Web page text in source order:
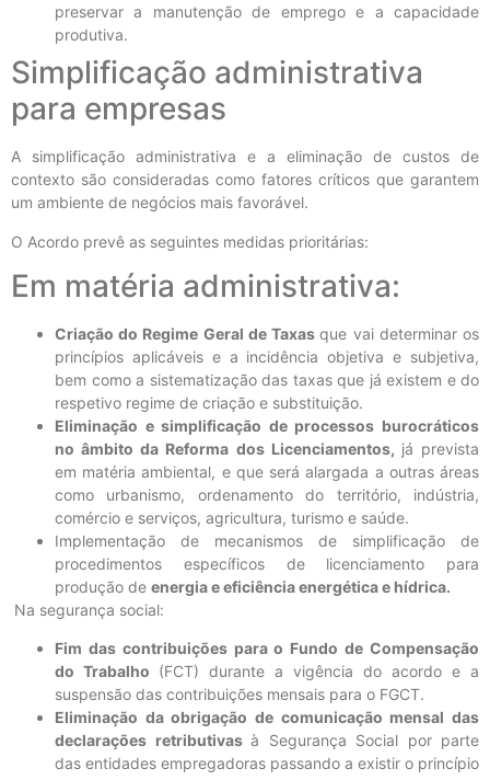
preservar a manutenção de emprego e a capacidade
produtiva.
Simplificação administrativa
para empresas
A simplificação administrativa e a eliminação de custos de
contexto são consideradas como fatores críticos que garantem
um ambiente de negócios mais favorável.
O Acordo prevê as seguintes medidas prioritárias:
Em matéria administrativa:
Criação do Regime Geral de Taxasque vai determinar os
princípios aplicáveis e a incidência objetiva e subjetiva,
bem como a sistematização das taxas que já existem e do
respetivo regime de criação e substituição.
Eliminação e simplificação de processos burocráticos
no âmbito da Reforma dos Licenciamentos, já prevista
em matéria ambiental, e que será alargada a outras áreas
como urbanismo, ordenamento do território, indústria,
comércio e serviços, agricultura, turismo e saúde.
Implementação de mecanismos de simplificação de
procedimentos específicos de licenciamento para
produção de energia e eficiência energética e hídrica.
Na segurança social:
Fim das contribuições para o Fundo de Compensação
do Trabalho (FCT) durante a vigência do acordo e a
suspensão das contribuições mensais para o FGCT.
Eliminação da obrigação de comunicação mensal das
declarações retributivas à Segurança Social por parte
das entidades empregadoras passando a existir o princípio